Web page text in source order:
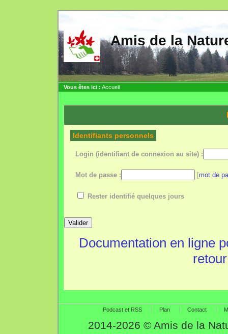
Amis de la
Vous êtes ici : Accueil
Identifiants personnels
Login (identifiant de connexion au site) :
Mot de passe : mot de
Rester identifié quelques jours
Documentation en ligne
Podcast et RSS Plan Contact
2014-2026 © Amis de la